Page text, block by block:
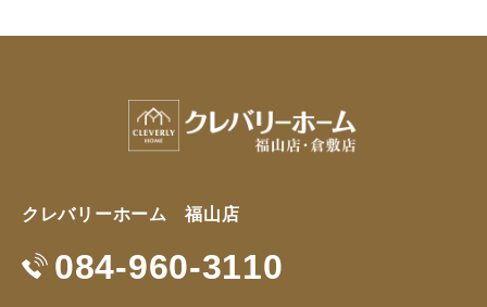
クレバリーホーム 福山店
084-960-3110